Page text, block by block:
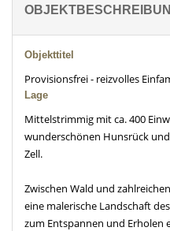
Objekttitel
Provisionsfrei - reizvolles
Lage
Mittelstrimmig mit ca. 400
wunderschönen Hunsrück
Zell.
Zwischen Wald und
eine malerische Landschaft
zum Entspannen und Erholen